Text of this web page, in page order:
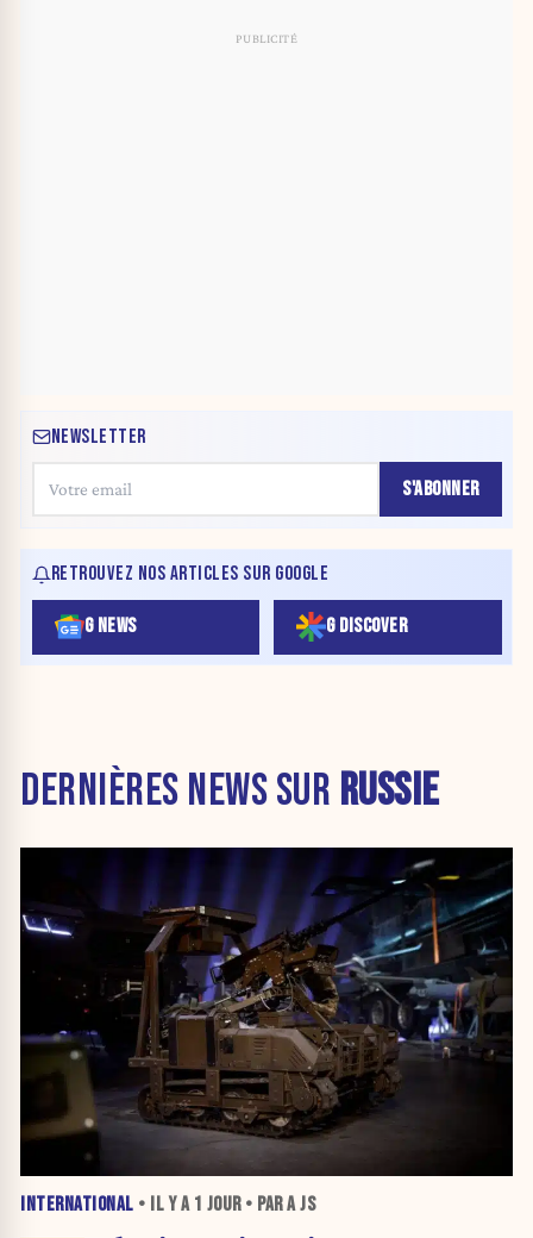
NEWSLETTER
S'ABONNER
RETROUVEZ NOS ARTICLES SUR GOOGLE
G NEWS G DISCOVER
DERNIÈRES NEWS SUR RUSSIE
INTERNATIONAL • IL Y A 1 JOUR• PAR A JS